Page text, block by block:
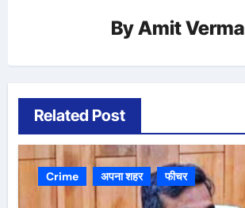
ByAmit Verma
Related Post
Crime अपना शहर फीचर